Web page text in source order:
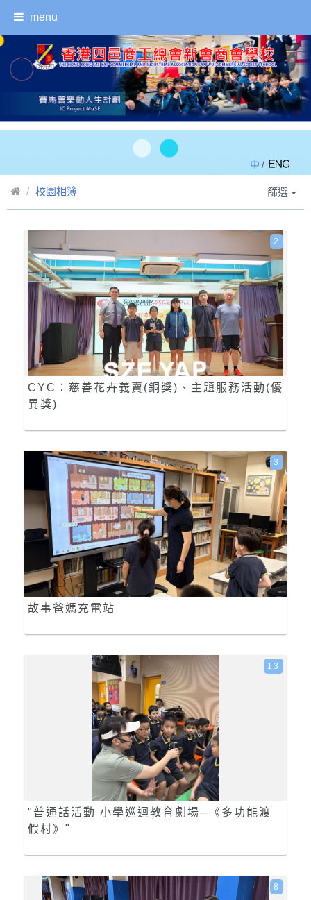
menu
/
校園相簿 篩選
CYC：慈善花卉義賣(銅獎)、主題服務活動(優
異獎)
2
故事爸媽充電站
3
"普通話活動 小學巡迴教育劇場─《多功能渡
假村》"
13
8